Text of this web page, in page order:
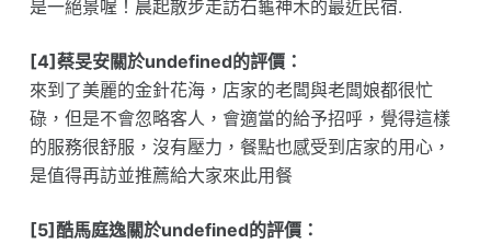
是一絕景喔！晨起散步走訪石龜神木的最近民宿.
[4]蔡旻安關於undefined的評價：
來到了美麗的金針花海，店家的老闆與老闆娘都很忙
碌，但是不會忽略客人，會適當的給予招呼，覺得這樣
的服務很舒服，沒有壓力，餐點也感受到店家的用心，
是值得再訪並推薦給大家來此用餐
[5]酷馬庭逸關於undefined的評價：